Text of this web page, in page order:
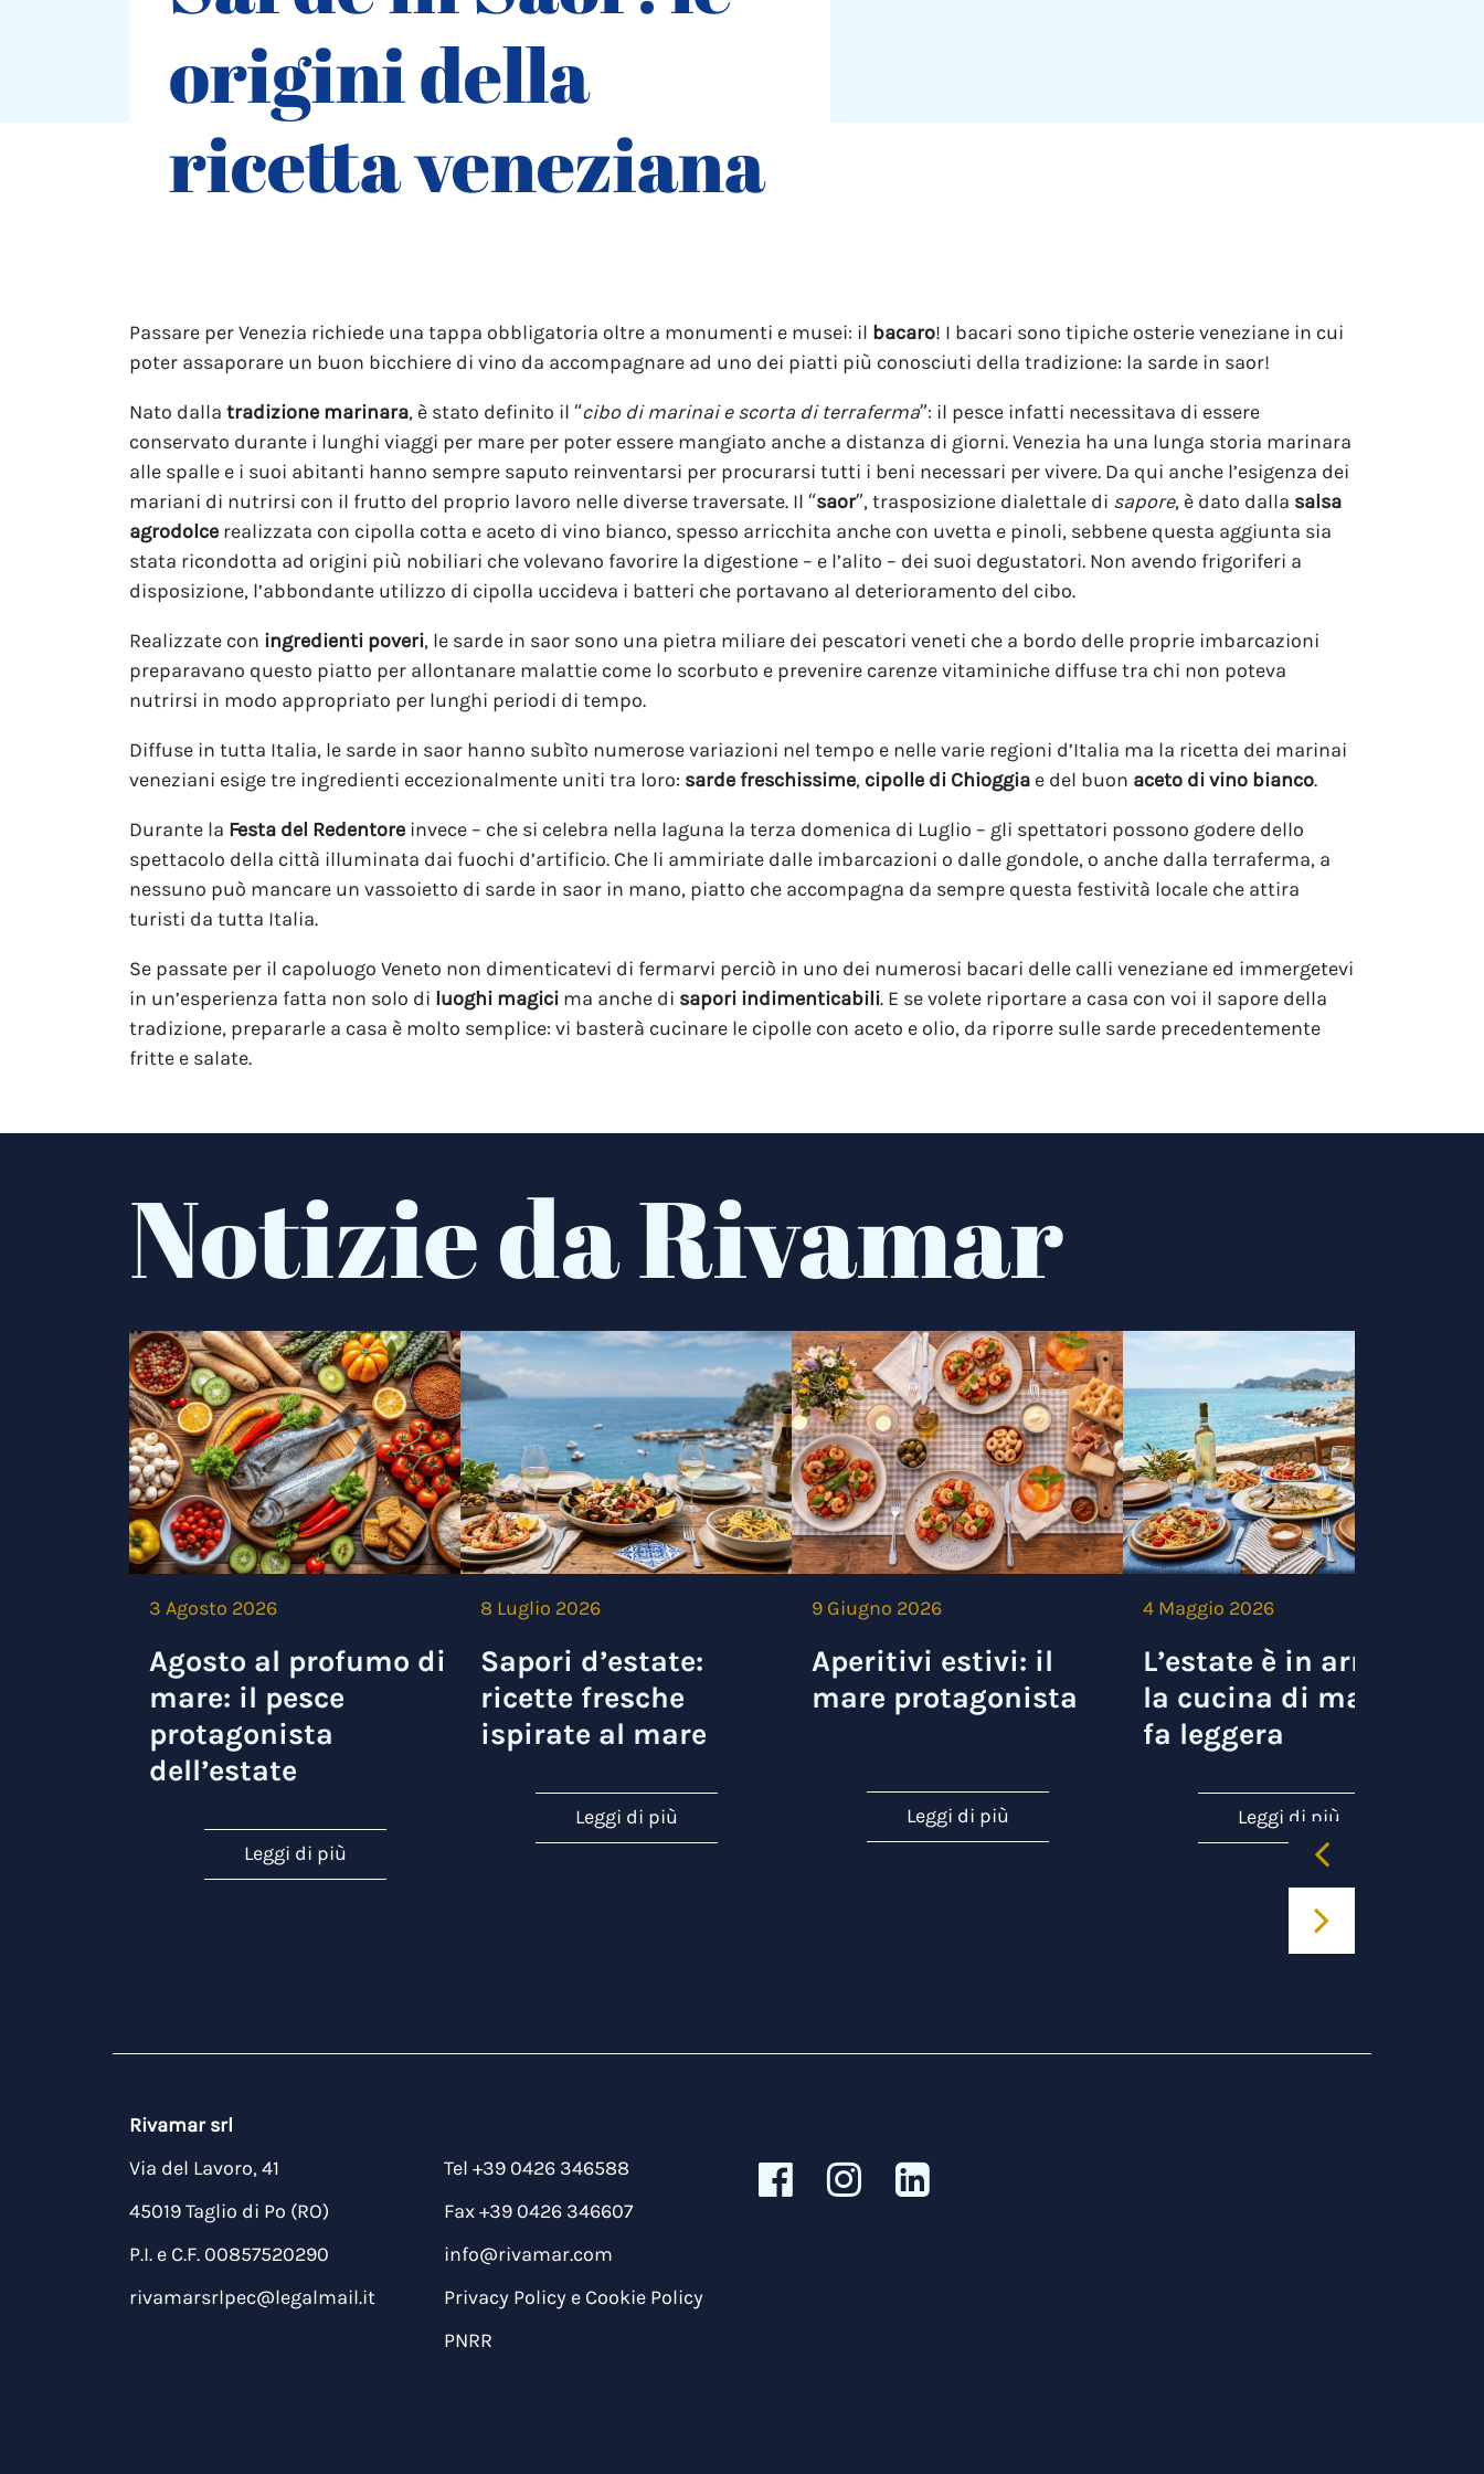
origini della
ricetta veneziana
Passare per Venezia richiede una tappa obbligatoria oltre a monumenti e musei: il bacaro! I bacari sono tipiche osterie veneziane in cui
poter assaporare un buon bicchiere di vino da accompagnare ad uno dei piatti più conosciuti della tradizione: la sarde in saor!
Nato dalla tradizione marinara, è stato definito il “cibo di marinai e scorta di terraferma”: il pesce infatti necessitava di essere
conservato durante i lunghi viaggi per mare per poter essere mangiato anche a distanza di giorni. Venezia ha una lunga storia marinara
alle spalle e i suoi abitanti hanno sempre saputo reinventarsi per procurarsi tutti i beni necessari per vivere. Da qui anche l’esigenza dei
mariani di nutrirsi con il frutto del proprio lavoro nelle diverse traversate. Il “saor”, trasposizione dialettale di sapore, è dato dalla salsa
agrodolce realizzata con cipolla cotta e aceto di vino bianco, spesso arricchita anche con uvetta e pinoli, sebbene questa aggiunta sia
stata ricondotta ad origini più nobiliari che volevano favorire la digestione – e l’alito – dei suoi degustatori. Non avendo frigoriferi a
disposizione, l’abbondante utilizzo di cipolla uccideva i batteri che portavano al deterioramento del cibo.
Realizzate con ingredienti poveri, le sarde in saor sono una pietra miliare dei pescatori veneti che a bordo delle proprie imbarcazioni
preparavano questo piatto per allontanare malattie come lo scorbuto e prevenire carenze vitaminiche diffuse tra chi non poteva
nutrirsi in modo appropriato per lunghi periodi di tempo.
Diffuse in tutta Italia, le sarde in saor hanno subìto numerose variazioni nel tempo e nelle varie regioni d’Italia ma la ricetta dei marinai
veneziani esige tre ingredienti eccezionalmente uniti tra loro: sarde freschissime, cipolle di Chioggia e del buon aceto di vino bianco.
Durante la Festa del Redentore invece – che si celebra nella laguna la terza domenica di Luglio – gli spettatori possono godere dello
spettacolo della città illuminata dai fuochi d’artificio. Che li ammiriate dalle imbarcazioni o dalle gondole, o anche dalla terraferma, a
nessuno può mancare un vassoietto di sarde in saor in mano, piatto che accompagna da sempre questa festività locale che attira
turisti da tutta Italia.
Se passate per il capoluogo Veneto non dimenticatevi di fermarvi perciò in uno dei numerosi bacari delle calli veneziane ed immergetevi
in un’esperienza fatta non solo di luoghi magici ma anche di sapori indimenticabili. E se volete riportare a casa con voi il sapore della
tradizione, prepararle a casa è molto semplice: vi basterà cucinare le cipolle con aceto e olio, da riporre sulle sarde precedentemente
fritte e salate.
Notizie da Rivamar
3 Agosto 2026
Agosto al profumo di
mare: il pesce
protagonista
dell’estate
Leggi di più
8 Luglio 2026
Sapori d’estate:
ricette fresche
ispirate al mare
Leggi di più
9 Giugno 2026
Aperitivi estivi: il
mare protagonista
Leggi di più
4 Maggio 2026
L’estate è in arrivo e
la cucina di mare si
fa leggera
Leggi di più
Rivamar srl
Via del Lavoro, 41
45019 Taglio di Po (RO)
P.I. e C.F. 00857520290
rivamarsrlpec@legalmail.it
Tel +39 0426 346588
Fax +39 0426 346607
info@rivamar.com
Privacy Policy e Cookie Policy
PNRR